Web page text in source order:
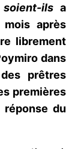
ilsa
après
librement
dans
prêtres
premières
réponse du